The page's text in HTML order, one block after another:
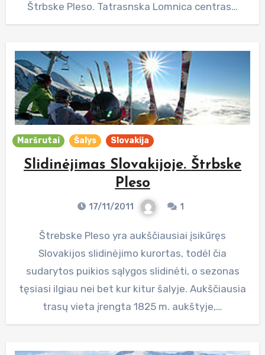
Štrbske Pleso. Tatrasnska Lomnica centras…
Maršrutai Šalys Slovakija
Slidinėjimas Slovakijoje. Štrbske
Pleso
17/11/2011 1
Štrebske Pleso yra aukščiausiai įsikūręs
Slovakijos slidinėjimo kurortas, todėl čia
sudarytos puikios sąlygos slidinėti, o sezonas
tęsiasi ilgiau nei bet kur kitur šalyje. Aukščiausia
trasų vieta įrengta 1825 m. aukštyje,…